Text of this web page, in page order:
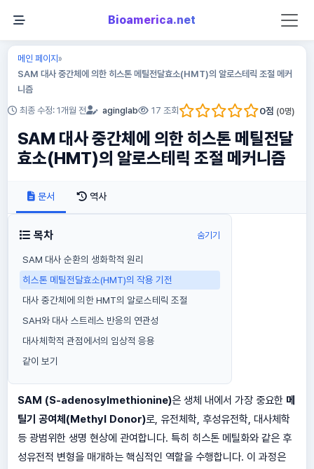
Bioamerica.net
메인 페이지»
SAM 대사 중간체에 의한 히스톤 메틸전달효소(HMT)의 알로스테릭 조절 메커
니즘
최종 수정: 1개월 전 aginglab 17 조회 0점 (0명)
SAM 대사 중간체에 의한 히스톤 메틸전달
효소(HMT)의 알로스테릭 조절 메커니즘
문서 역사
목차 숨기기
SAM 대사 순환의 생화학적 원리
히스톤 메틸전달효소(HMT)의 작용 기전
대사 중간체에 의한 HMT의 알로스테릭 조절
SAH와 대사 스트레스 반응의 연관성
대사체학적 관점에서의 임상적 응용
같이 보기
SAM (S-adenosylmethionine)은 생체 내에서 가장 중요한 메
틸기 공여체(Methyl Donor)로, 유전체학, 후성유전학, 대사체학
등 광범위한 생명 현상에 관여합니다. 특히 히스톤 메틸화와 같은 후
성유전적 변형을 매개하는 핵심적인 역할을 수행합니다. 이 과정은